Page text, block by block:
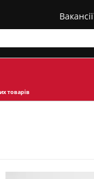
Вакансії
товарів